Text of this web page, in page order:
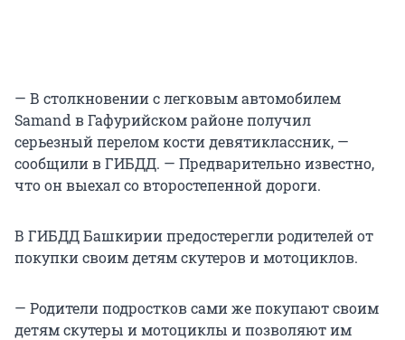
— В столкновении с легковым автомобилем
Samand в Гафурийском районе получил
серьезный перелом кости девятиклассник, —
сообщили в ГИБДД. — Предварительно известно,
что он выехал со второстепенной дороги.
В ГИБДД Башкирии предостерегли родителей от
покупки своим детям скутеров и мотоциклов.
— Родители подростков сами же покупают своим
детям скутеры и мотоциклы и позволяют им